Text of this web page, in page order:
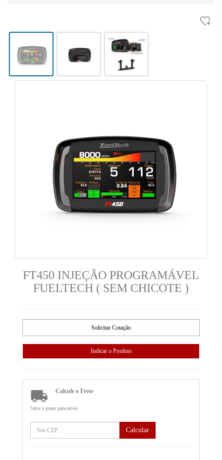
FT450 INJEÇÃO PROGRAMÁVEL
FUELTECH ( SEM CHICOTE )
 Calcule o Frete
Valor e prazo para envio
Calcular